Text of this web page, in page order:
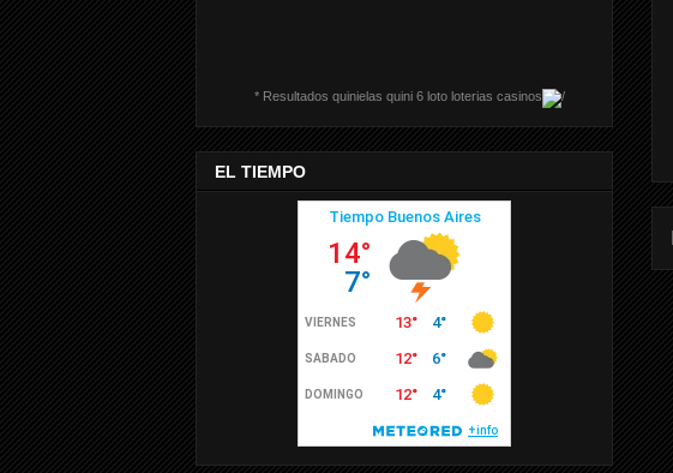
* Resultados quinielas quini 6 loto loterias casinos
EL TIEMPO